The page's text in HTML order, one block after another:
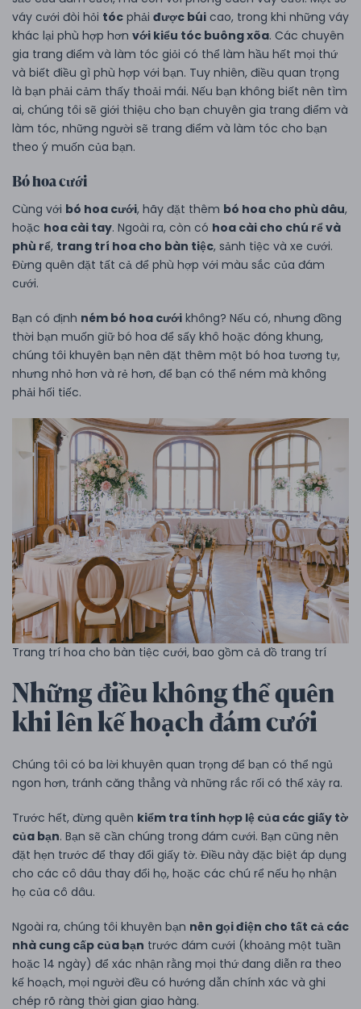
váy cưới đòi hỏi tóc phải được búi cao, trong khi những váy
khác lại phù hợp hơn với kiểu tóc buông xõa. Các chuyên
gia trang điểm và làm tóc giỏi có thể làm hầu hết mọi thứ
và biết điều gì phù hợp với bạn. Tuy nhiên, điều quan trọng
là bạn phải cảm thấy thoải mái. Nếu bạn không biết nên tìm
ai, chúng tôi sẽ giới thiệu cho bạn chuyên gia trang điểm và
làm tóc, những người sẽ trang điểm và làm tóc cho bạn
theo ý muốn của bạn.
Bó hoa cưới
Cùng với bó hoa cưới, hãy đặt thêm bó hoa cho phù dâu,
hoặc hoa cài tay. Ngoài ra, còn có hoa cài cho chú rể và
phù rể, trang trí hoa cho bàn tiệc, sảnh tiệc và xe cưới.
Đừng quên đặt tất cả để phù hợp với màu sắc của đám
cưới.
Bạn có định ném bó hoa cưới không? Nếu có, nhưng đồng
thời bạn muốn giữ bó hoa để sấy khô hoặc đóng khung,
chúng tôi khuyên bạn nên đặt thêm một bó hoa tương tự,
nhưng nhỏ hơn và rẻ hơn, để bạn có thể ném mà không
phải hối tiếc.
Trang trí hoa cho bàn tiệc cưới, bao gồm cả đồ trang trí
Những điều không thể quên
khi lên kế hoạch đám cưới
Chúng tôi có ba lời khuyên quan trọng để bạn có thể ngủ
ngon hơn, tránh căng thẳng và những rắc rối có thể xảy ra.
Trước hết, đừng quên kiểm tra tính hợp lệ của các giấy tờ
của bạn. Bạn sẽ cần chúng trong đám cưới. Bạn cũng nên
đặt hẹn trước để thay đổi giấy tờ. Điều này đặc biệt áp dụng
cho các cô dâu thay đổi họ, hoặc các chú rể nếu họ nhận
họ của cô dâu.
Ngoài ra, chúng tôi khuyên bạn nên gọi điện cho tất cả các
nhà cung cấp của bạn trước đám cưới (khoảng một tuần
hoặc 14 ngày) để xác nhận rằng mọi thứ đang diễn ra theo
kế hoạch, mọi người đều có hướng dẫn chính xác và ghi
chép rõ ràng thời gian giao hàng.